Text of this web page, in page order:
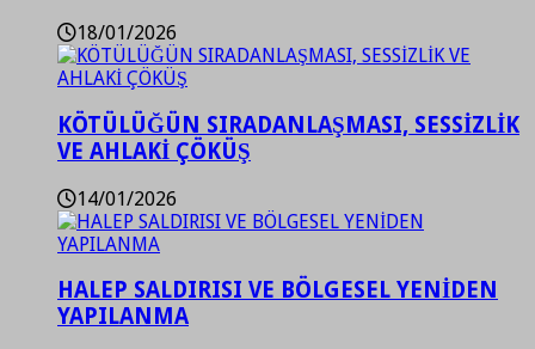
18/01/2026
KÖTÜLÜĞÜN SIRADANLAŞMASI, SESSİZLİK
VE AHLAKİ ÇÖKÜŞ
14/01/2026
HALEP SALDIRISI VE BÖLGESEL YENİDEN
YAPILANMA